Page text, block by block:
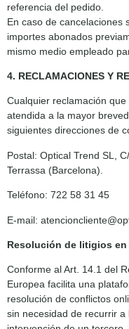
referencia del pedido.
En caso de cancelaciones
importes abonados
mismo medio empleado
4. RECLAMACIONES Y
Cualquier reclamación
atendida a la mayor
siguientes direcciones de
Postal: Optical Trend SL,
Terrassa (Barcelona).
Teléfono: 722 58 31 45
E-mail:
Resolución de litigios
Conforme al Art. 14.1 del
Europea facilita una
resolución de conflictos
sin necesidad de recurrir